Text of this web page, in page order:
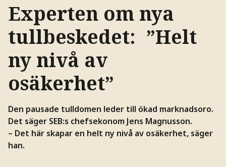
Experten om nya
tullbeskedet: ”Helt
ny nivå av
osäkerhet”
Den pausade tulldomen leder till ökad marknadsoro.
Det säger SEB:s chefsekonom Jens Magnusson.
– Det här skapar en helt ny nivå av osäkerhet, säger
han.